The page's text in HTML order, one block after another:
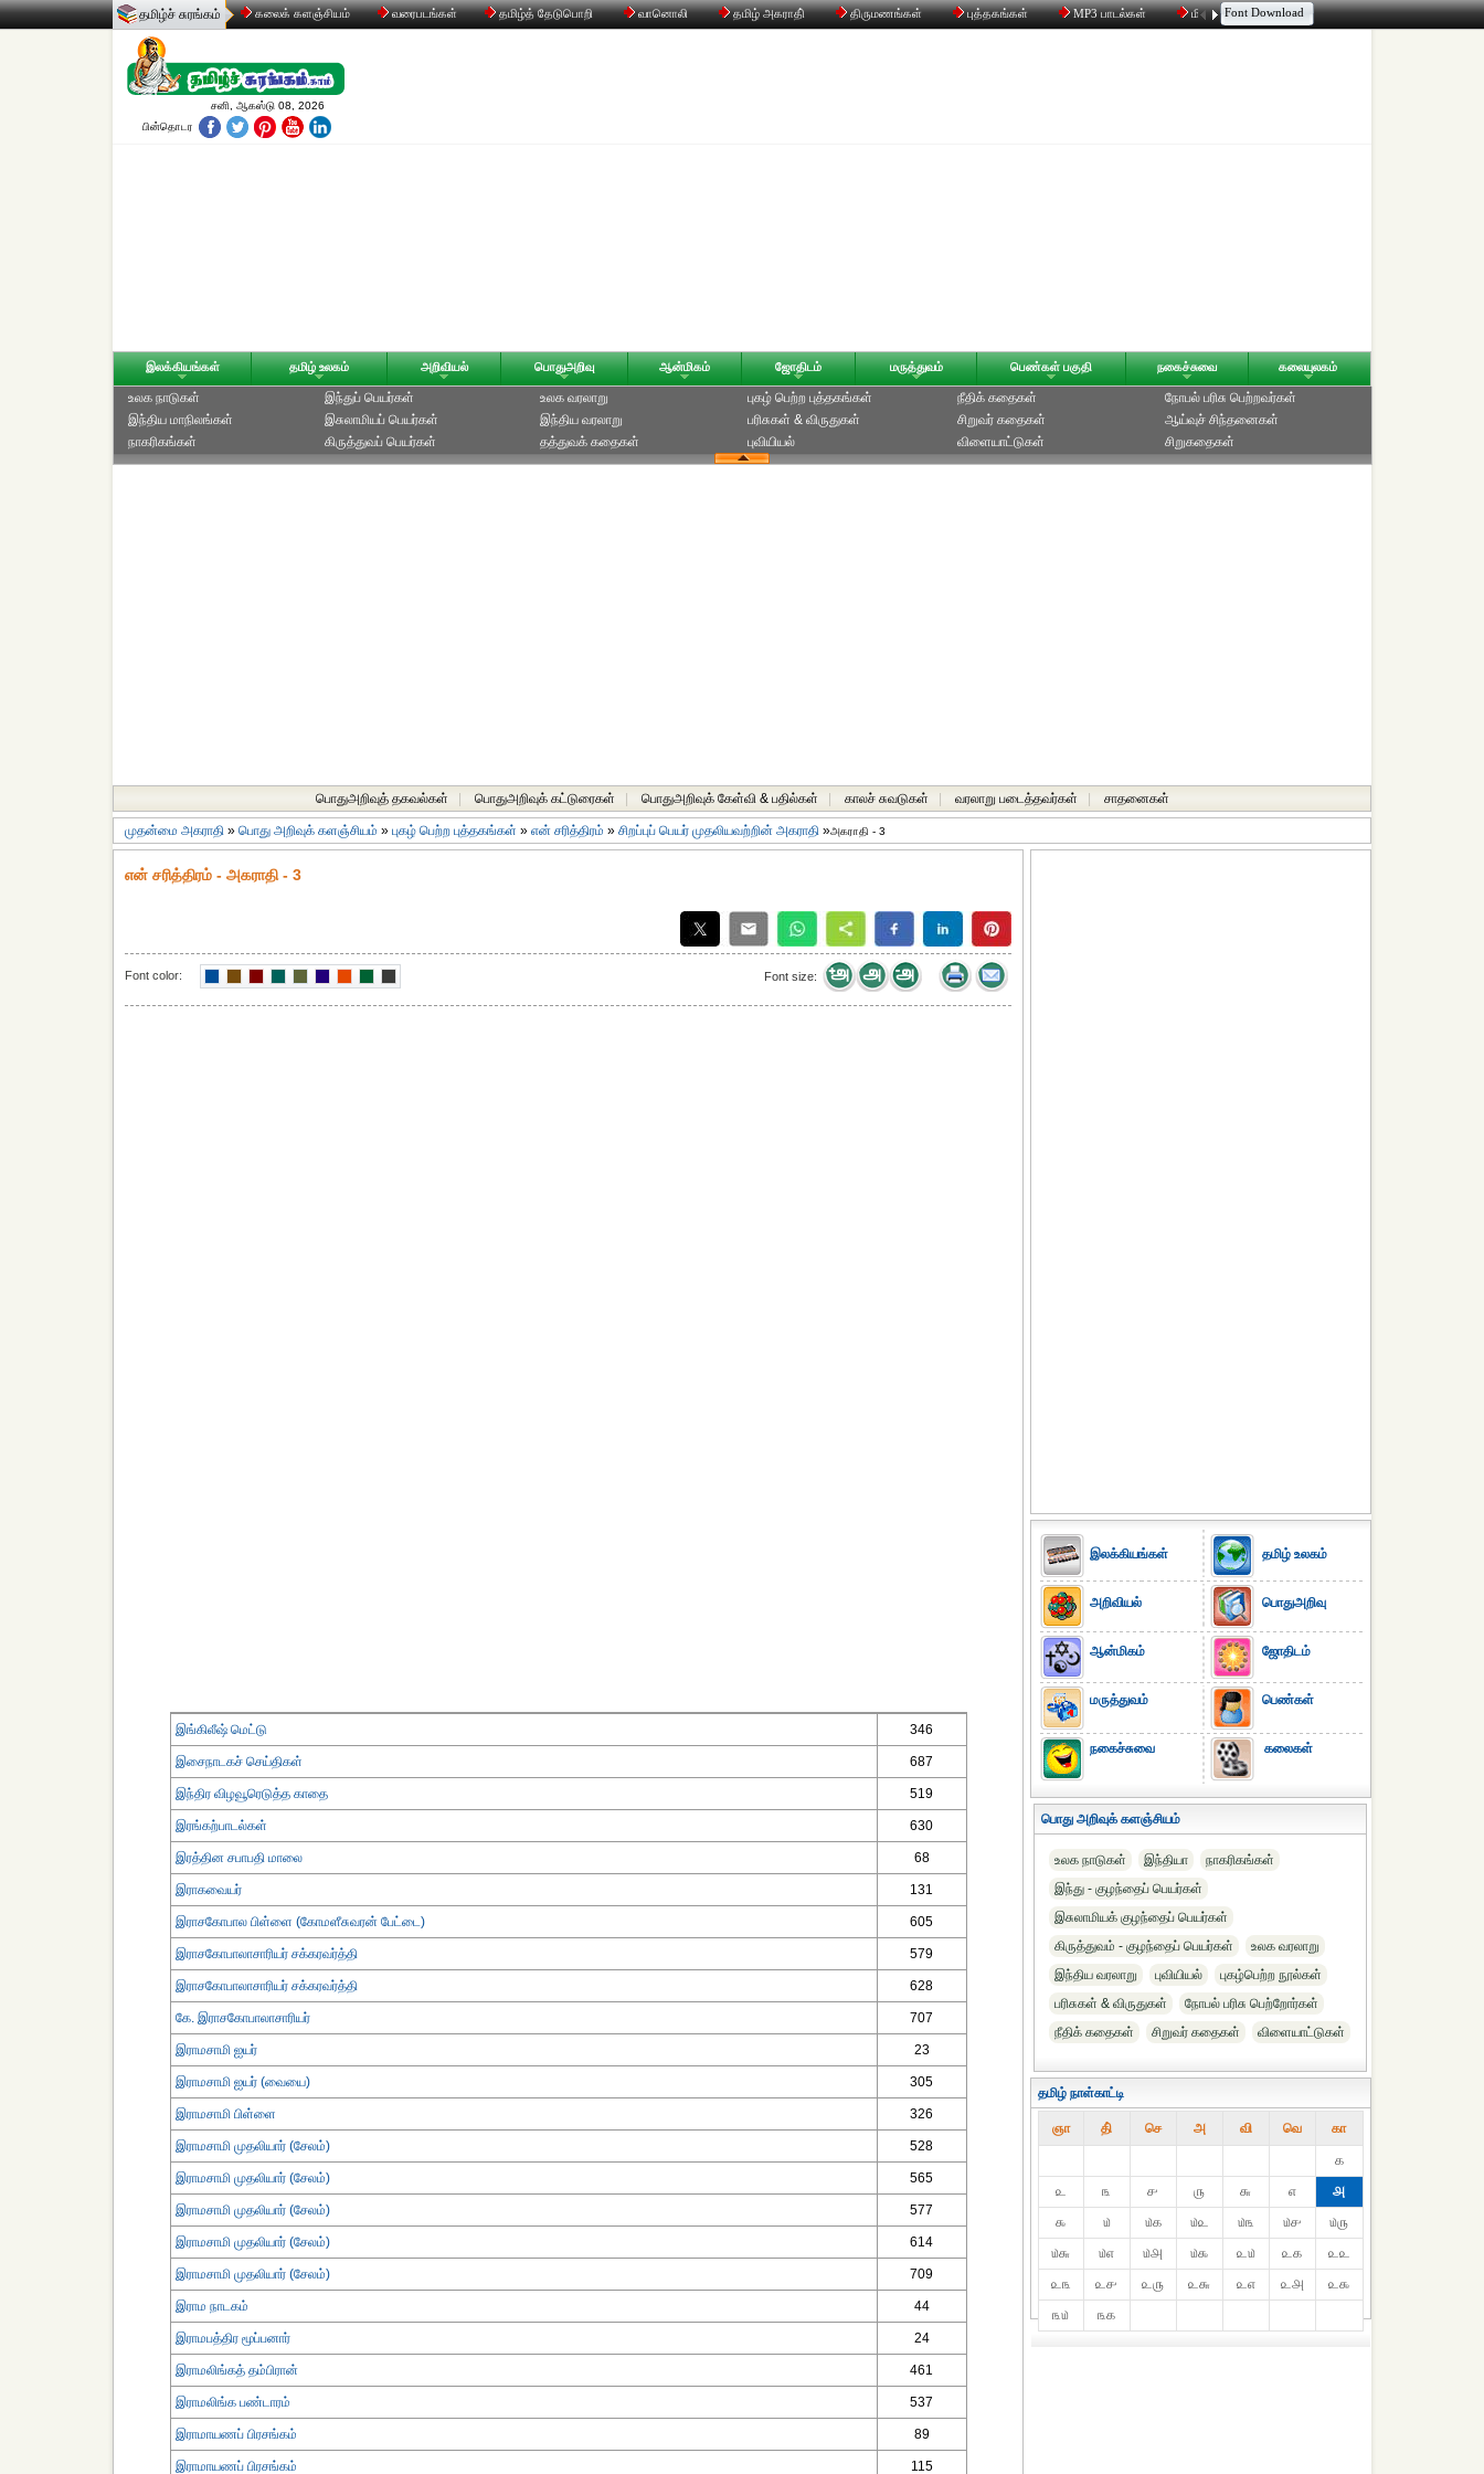
தமிழ்ச் சுரங்கம் கலைக் களஞ்சியம் வரைபடங்கள் தமிழ்த் தேடுபொறி வானொலி தமிழ் அகராதி் திருமணங்கள் புத்தகங்கள் MP3 பாடல்கள் மின்னஞ்சல் திரட்டி உரையாடல்
Font Download
சனி, ஆகஸ்டு 08, 2026
பின்தொடர
இலக்கியங்கள் தமிழ் உலகம் அறிவியல் பொதுஅறிவு ஆன்மிகம் ஜோதிடம் மருத்துவம் பெண்கள் பகுதி நகைச்சுவை கலையுலகம்
உலக நாடுகள்
இந்திய மாநிலங்கள்
நாகரிகங்கள்
இந்துப் பெயர்கள்
இசுலாமியப் பெயர்கள்
கிருத்துவப் பெயர்கள்
உலக வரலாறு
இந்திய வரலாறு
தத்துவக் கதைகள்
புகழ் பெற்ற புத்தகங்கள்
பரிசுகள் & விருதுகள்
புவியியல்
நீதிக் கதைகள்
சிறுவர் கதைகள்
விளையாட்டுகள்
நோபல் பரிசு‎ பெற்றவர்‎கள்
ஆய்வுச் சிந்தனைகள்
சிறுகதைகள்
பொதுஅறிவுத் தகவல்கள் பொதுஅறிவுக் கட்டுரைகள் பொதுஅறிவுக் கேள்வி & பதில்கள் காலச் சுவடுகள் வரலாறு படைத்தவர்கள் சாதனைகள்‎
முதன்மை அகராதி » பொது அறிவுக் களஞ்சியம் » புகழ் பெற்ற புத்தகங்கள் » என் சரித்திரம் » சிறப்புப் பெயர் முதலியவற்றின் அகராதி »அகராதி - 3
என் சரித்திரம் - அகராதி - 3
Font color: Font size:
இங்கிலீஷ் மெட்டு 346
இசைநாடகச் செய்திகள் 687
இந்திர விழவூரெடுத்த காதை 519
இரங்கற்பாடல்கள் 630
இரத்தின சபாபதி மாலை 68
இராகவையர் 131
இராசகோபால பிள்ளை (கோமளீசுவரன் பேட்டை) 605
இராசகோபாலாசாரியர் சக்கரவர்த்தி 579
இராசகோபாலாசாரியர் சக்கரவர்த்தி 628
கே. இராசகோபாலாசாரியர் 707
இராமசாமி ஐயர் 23
இராமசாமி ஐயர் (வையை) 305
இராமசாமி பிள்ளை 326
இராமசாமி முதலியார் (சேலம்) 528
இராமசாமி முதலியார் (சேலம்) 565
இராமசாமி முதலியார் (சேலம்) 577
இராமசாமி முதலியார் (சேலம்) 614
இராமசாமி முதலியார் (சேலம்) 709
இராம நாடகம் 44
இராமபத்திர மூப்பனார் 24
இராமலிங்கத் தம்பிரான் 461
இராமலிங்க பண்டாரம் 537
இராமாயணப் பிரசங்கம் 89
இராமாயணப் பிரசங்கம் 115
இலக்கியங்கள்
அறிவியல்
ஆன்மிகம்
மருத்துவம்
நகைச்சுவை
தமிழ் உலகம்
பொதுஅறிவு
ஜோதிடம்
பெண்கள்
கலைகள்
பொது அறிவுக் களஞ்சியம்
உலக நாடுகள் இந்தியா
நாகரிகங்கள்
இந்து - குழந்தைப் பெயர்கள்
இசுலாமியக் குழந்தைப் பெயர்கள்
கிருத்துவம் - குழந்தைப் பெயர்கள்
உலக வரலாறு
இந்திய வரலாறு
புவியியல்
புகழ்பெற்ற நூல்கள்
பரிசுகள் & விருதுகள்
நோபல் பரிசு‎ பெற்றோர்‎கள்
நீதிக் கதைகள்
சிறுவர் கதைகள் விளையாட்டுகள்
தமிழ் நாள்காட்டி
ஞா தி் செ அ வி வெ கா
௧
௨
௩ ௪ ௫ ௬ ௭
௮
௯
௰ ௰௧ ௰௨ ௰௩ ௰௪
௰௫
௰௬
௰௭ ௰௮ ௰௯ ௨௰ ௨௧
௨௨
௨௩
௨௪ ௨௫ ௨௬ ௨௭ ௨௮
௨௯
௩௰
௩௧